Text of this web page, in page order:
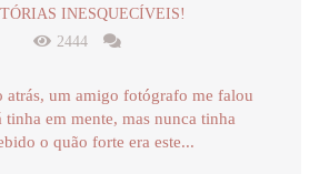
INESQUECÍVEIS!
2444
atrás, um amigo fotógrafo me falou
tinha em mente, mas nunca tinha
o quão forte era este...